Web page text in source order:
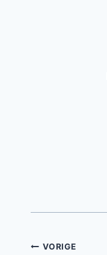
Bericht
VORIGE